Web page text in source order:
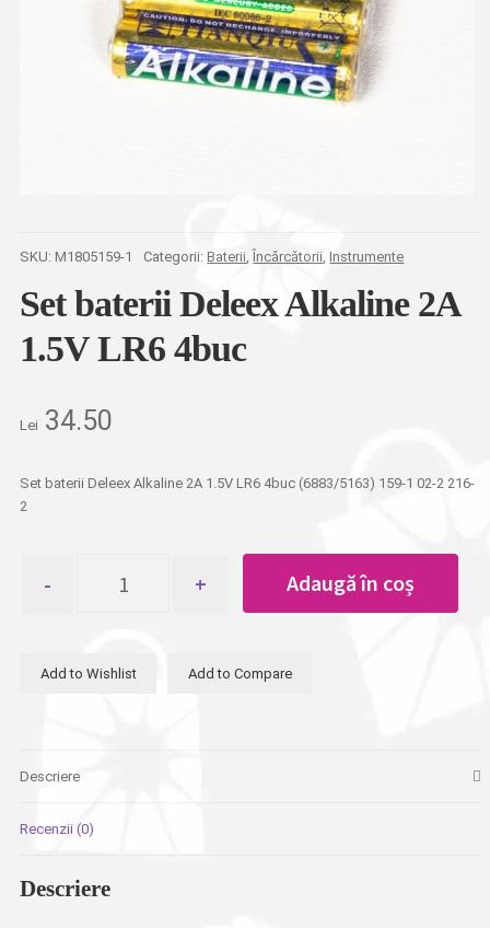
SKU: M1805159-1 Categorii: Baterii, Încărcătorii, Instrumente
Set baterii Deleex Alkaline 2A
1.5V LR6 4buc
Lei 34.50
Set baterii Deleex Alkaline 2A 1.5V LR6 4buc (6883/5163) 159-1 02-2 216-
2
Adaugă în coș
Add to Wishlist Add to Compare
Descriere
Recenzii (0)
Descriere